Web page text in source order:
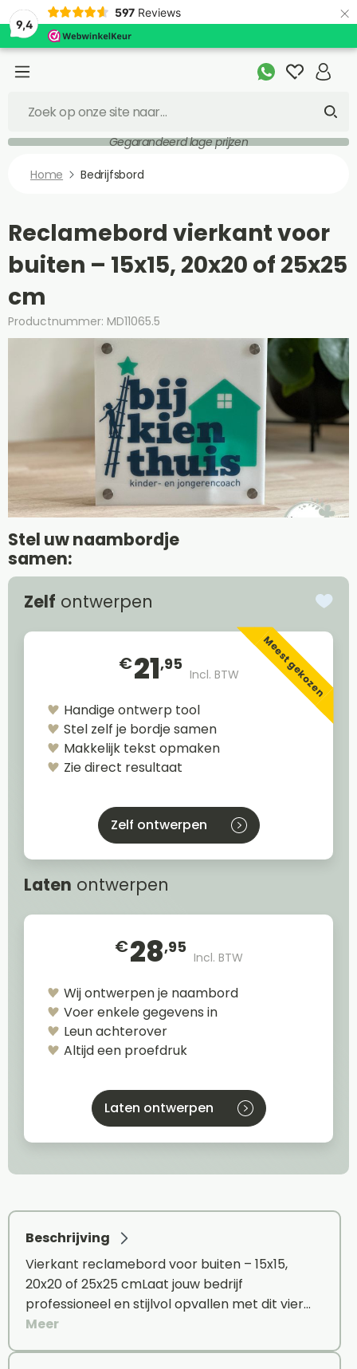
9,4
597 Reviews ×
Gegarandeerd lage prijzen
Home Bedrijfsbord
Reclamebord vierkant voor
buiten – 15x15, 20x20 of 25x25
cm
Productnummer: MD11065.5
Stel uw naambordje
samen:
Zelf ontwerpen
€21,95
Incl. BTW Meest gekozen
Handige ontwerp tool
Stel zelf je bordje samen
Makkelijk tekst opmaken
Zie direct resultaat
Zelf ontwerpen
Laten ontwerpen
€28,95
Incl. BTW
Wij ontwerpen je naambord
Voer enkele gegevens in
Leun achterover
Altijd een proefdruk
Laten ontwerpen
Beschrijving
Vierkant reclamebord voor buiten – 15x15,
20x20 of 25x25 cmLaat jouw bedrijf
professioneel en stijlvol opvallen met dit vier…
Meer